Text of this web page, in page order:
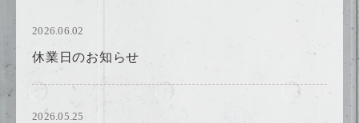
2026.06.02
休業日のお知らせ
2026.05.25